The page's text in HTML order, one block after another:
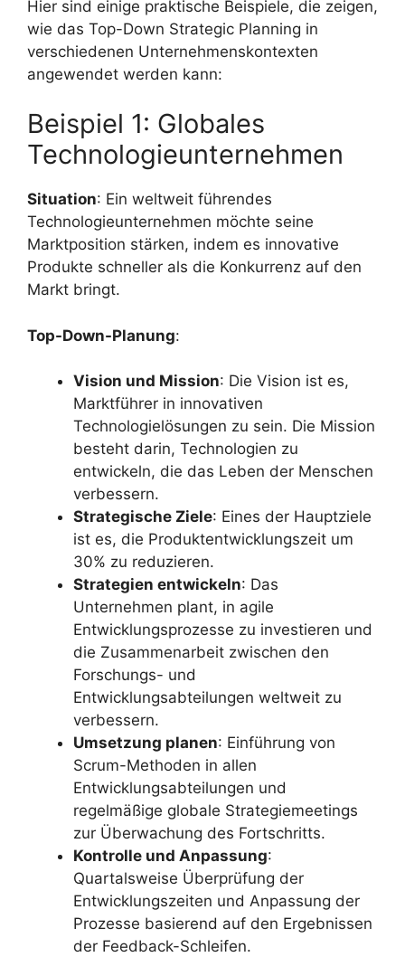
Hier sind einige praktische Beispiele, die zeigen,
wie das Top-Down Strategic Planning in
verschiedenen Unternehmenskontexten
angewendet werden kann:
Beispiel 1: Globales
Technologieunternehmen
Situation: Ein weltweit führendes
Technologieunternehmen möchte seine
Marktposition stärken, indem es innovative
Produkte schneller als die Konkurrenz auf den
Markt bringt.
Top-Down-Planung:
Vision und Mission: Die Vision ist es,
Marktführer in innovativen
Technologielösungen zu sein. Die Mission
besteht darin, Technologien zu
entwickeln, die das Leben der Menschen
verbessern.
Strategische Ziele: Eines der Hauptziele
ist es, die Produktentwicklungszeit um
30% zu reduzieren.
Strategien entwickeln: Das
Unternehmen plant, in agile
Entwicklungsprozesse zu investieren und
die Zusammenarbeit zwischen den
Forschungs- und
Entwicklungsabteilungen weltweit zu
verbessern.
Umsetzung planen: Einführung von
Scrum-Methoden in allen
Entwicklungsabteilungen und
regelmäßige globale Strategiemeetings
zur Überwachung des Fortschritts.
Kontrolle und Anpassung:
Quartalsweise Überprüfung der
Entwicklungszeiten und Anpassung der
Prozesse basierend auf den Ergebnissen
der Feedback-Schleifen.